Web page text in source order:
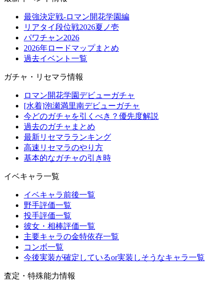
最強決定戦-ロマン開花学園編
リアタイ段位戦2026夏ノ壱
パワチャン2026
2026年ロードマップまとめ
過去イベント一覧
ガチャ・リセマラ情報
ロマン開花学園デビューガチャ
[水着]泡瀬満里南デビューガチャ
今どのガチャを引くべき？優先度解説
過去のガチャまとめ
最新リセマラランキング
高速リセマラのやり方
基本的なガチャの引き時
イベキャラ一覧
イベキャラ前後一覧
野手評価一覧
投手評価一覧
彼女・相棒評価一覧
主要キャラの金特依存一覧
コンボ一覧
今後実装が確定しているor実装しそうなキャラ一覧
査定・特殊能力情報